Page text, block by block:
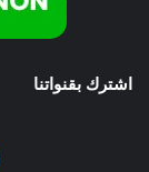
اشترك بقنواتنا